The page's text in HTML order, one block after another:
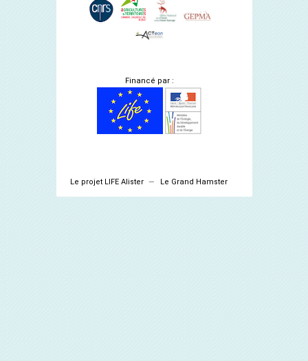
Financé par :
Le projet LIFE Alister Le Grand Hamster